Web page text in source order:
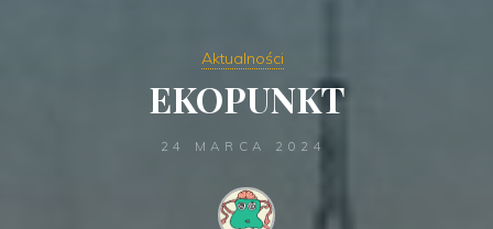
Aktualności
EKOPUNKT
24 MARCA 2024